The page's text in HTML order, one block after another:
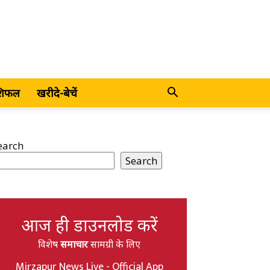
खरीदे-बेचें
Search
आज ही डाउनलोड करें
विशेषसमाचारसामग्री के लिए